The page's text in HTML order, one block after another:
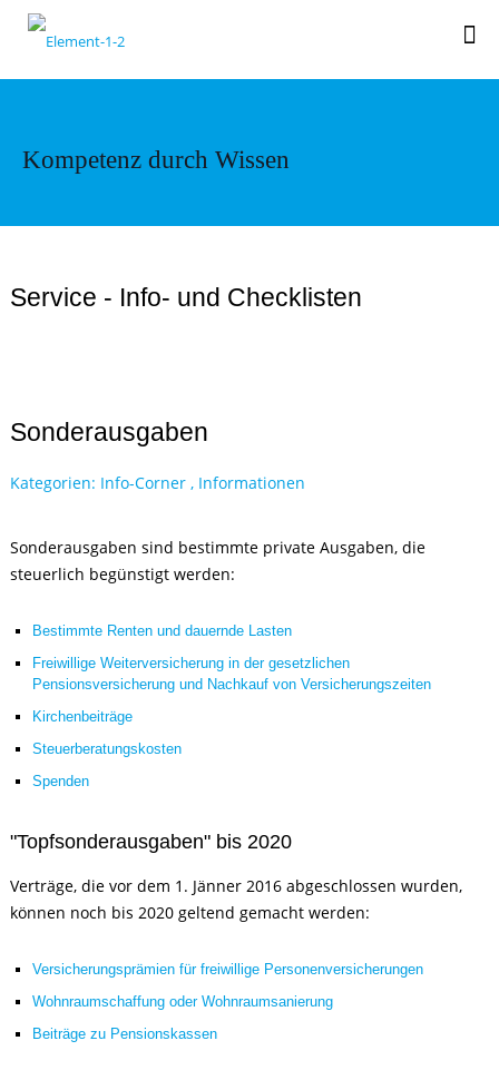
Kompetenz durch Wissen
Service - Info- und Checklisten
Sonderausgaben
Kategorien: Info-Corner , Informationen
Sonderausgaben sind bestimmte private Ausgaben, die
steuerlich begünstigt werden:
Bestimmte Renten und dauernde Lasten
Freiwillige Weiterversicherung in der gesetzlichen
Pensionsversicherung und Nachkauf von Versicherungszeiten
Kirchenbeiträge
Steuerberatungskosten
Spenden
"Topfsonderausgaben" bis 2020
Verträge, die vor dem 1. Jänner 2016 abgeschlossen wurden,
können noch bis 2020 geltend gemacht werden:
Versicherungsprämien für freiwillige Personenversicherungen
Wohnraumschaffung oder Wohnraumsanierung
Beiträge zu Pensionskassen